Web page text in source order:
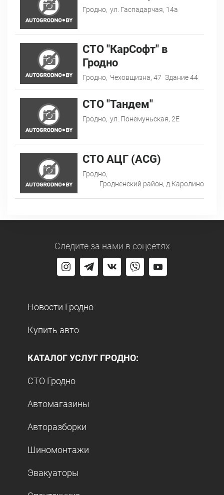
Гродно, ул. Гаспадарчая, 14а
СТО "КарСофт" в
Гродно
Гродно, Чеховщизна, 47 Здание 44
СТО "Тандем"
Гродно, ул. Понемуньская, 2Е
СТО АЦГ (ACG)
Гродно,
Гродненский район, д.Каролино
Следите за нами в соцсетях
Новости Гродно
Купить авто
КАТАЛОГ УСЛУГ ГРОДНО:
СТО Гродно
Автомагазины
Авторазборки
Шиномонтажи
Эвакуаторы